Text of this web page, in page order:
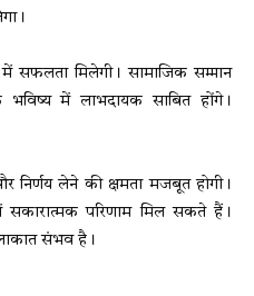
सफलता मिलेगी। सामाजिक सम्मान
में लाभदायक साबित होंगे।
लेने की क्षमता मजबूत होगी।
सकारात्मक परिणाम मिल सकते हैं।
संभव है।